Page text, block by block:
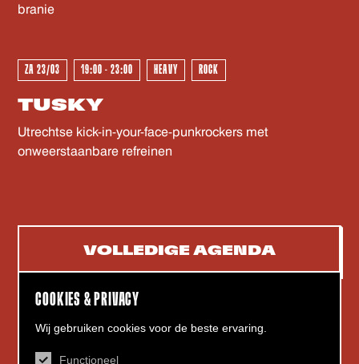
COOKIES & PRIVACY
Wij gebruiken cookies voor de beste ervaring.
Functioneel
branie
- GEWEEST -
ZA 23/03 19:00 - 23:00 HEAVY ROCK
TUSKY
Utrechtse kick-in-your-face-punkrockers met
onweerstaanbare refreinen
VOLLEDIGE AGENDA